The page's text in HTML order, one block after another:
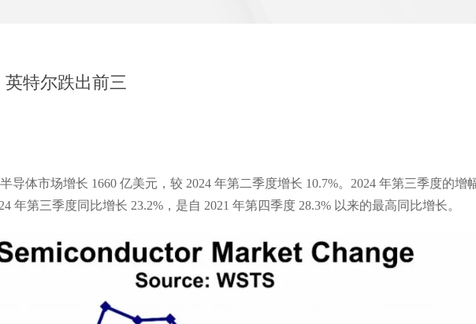
英特尔跌出前三
导体市场增长 1660 亿美元，较 2024 年第二季度增长 10.7%。2024 年第三季度的增
年第三季度同比增长 23.2%，是自 2021 年第四季度 28.3% 以来的最高同比增长。